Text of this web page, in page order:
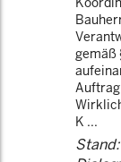
gemäß
K ...
Stand: